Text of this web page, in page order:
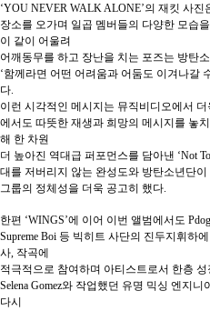
‘YOU NEVER WALK ALONE’의 재킷 사
장소를 오가며 일곱 멤버들의 다양한 모습
이 같이 어울려
어깨동무를 하고 장난을 치는 포즈는 방탄
‘함께라면 어떤 어려움과 어둠도 이겨나갈
다.
이런 시각적인 메시지는 뮤직비디오에서
에서도 따뜻한 재생과 희망의 메시지를 놓
해 한 차원
더 높아진 역대급 퍼포먼스를 담아낸 ‘Not
대를 저버리지 않는 완성도와 방탄소년단
그룹의 정체성을 더욱 공고히 했다.
한편 ‘WINGS’에 이어 이번 앨범에서도
Supreme Boi 등 빅히트 사단의 진두지휘하
사, 작곡에
적극적으로 참여하며 아티스트로서 한층 성
Selena Gomez와 작업했던 유명 믹싱 엔지니
다시